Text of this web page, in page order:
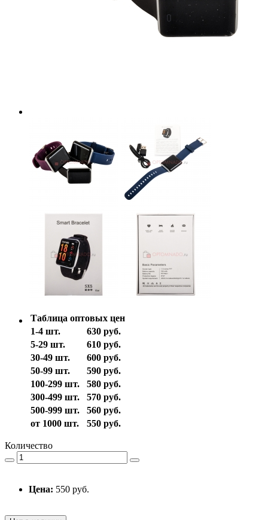
Таблица оптовых цен
1-4 шт.
630 руб.
5-29 шт.
610 руб.
30-49 шт.
600 руб.
50-99 шт.
590 руб.
100-299 шт.
580 руб.
300-499 шт.
570 руб.
500-999 шт.
560 руб.
от 1000 шт.
550 руб.
Количество
Цена: 550 руб.